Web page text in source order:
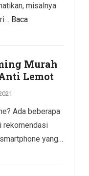
misalnya
Baca
Murah
Lemot
Ada beberapa
rekomendasi
yang…